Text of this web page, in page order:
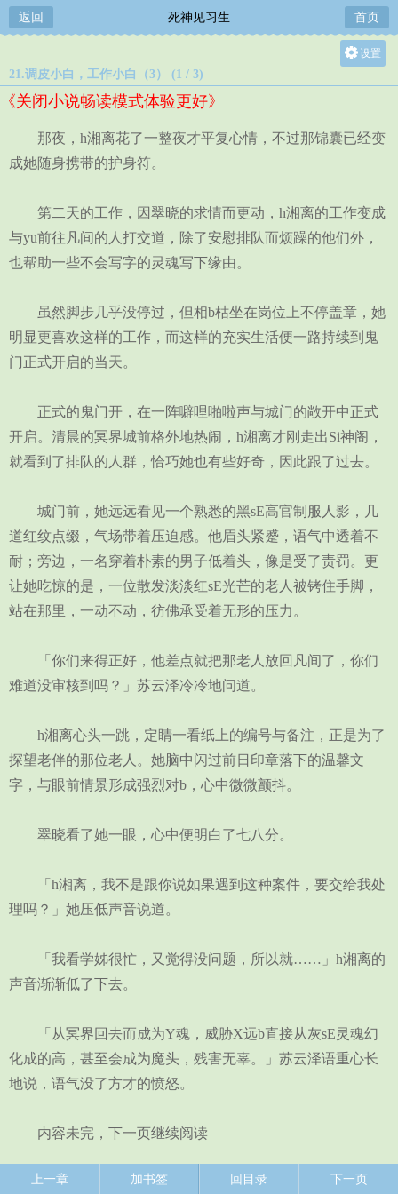
返回 死神见习生 首页
设置
中
21.调皮小白，工作小白（3） (1 / 3)
《关闭小说畅读模式体验更好》
那夜，h湘离花了一整夜才平复心情，不过那锦囊已经变
成她随身携带的护身符。
第二天的工作，因翠晓的求情而更动，h湘离的工作变成
与yu前往凡间的人打交道，除了安慰排队而烦躁的他们外，
也帮助一些不会写字的灵魂写下缘由。
虽然脚步几乎没停过，但相b枯坐在岗位上不停盖章，她
明显更喜欢这样的工作，而这样的充实生活便一路持续到鬼
门正式开启的当天。
正式的鬼门开，在一阵噼哩啪啦声与城门的敞开中正式
开启。清晨的冥界城前格外地热闹，h湘离才刚走出Si神阁，
就看到了排队的人群，恰巧她也有些好奇，因此跟了过去。
城门前，她远远看见一个熟悉的黑sE高官制服人影，几
道红纹点缀，气场带着压迫感。他眉头紧蹙，语气中透着不
耐；旁边，一名穿着朴素的男子低着头，像是受了责罚。更
让她吃惊的是，一位散发淡淡红sE光芒的老人被铐住手脚，
站在那里，一动不动，彷佛承受着无形的压力。
「你们来得正好，他差点就把那老人放回凡间了，你们
难道没审核到吗？」苏云泽冷冷地问道。
h湘离心头一跳，定睛一看纸上的编号与备注，正是为了
探望老伴的那位老人。她脑中闪过前日印章落下的温馨文
字，与眼前情景形成强烈对b，心中微微颤抖。
翠晓看了她一眼，心中便明白了七八分。
「h湘离，我不是跟你说如果遇到这种案件，要交给我处
理吗？」她压低声音说道。
「我看学姊很忙，又觉得没问题，所以就……」h湘离的
声音渐渐低了下去。
「从冥界回去而成为Y魂，威胁X远b直接从灰sE灵魂幻
化成的高，甚至会成为魔头，残害无辜。」苏云泽语重心长
地说，语气没了方才的愤怒。
内容未完，下一页继续阅读
上一章 加书签 回目录 下一页